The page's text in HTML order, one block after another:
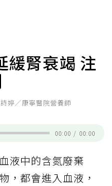
腎衰竭 注
婷／康寧醫院營養師
00:00 / 00:00
液中的含氮廢棄
，都會進入血液，